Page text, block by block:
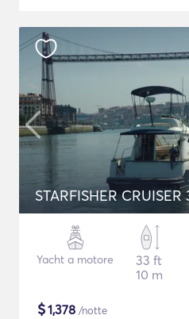
STARFISHER CRUISER
Yacht a motore
33 ft
10 m
$1,378 /notte